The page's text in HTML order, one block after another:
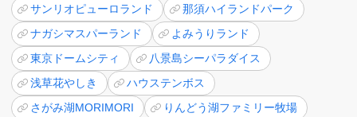
サンリオピューロランド
那須ハイランドパーク
ナガシマスパーランド
よみうりランド
東京ドームシティ
八景島シーパラダイス
浅草花やしき
ハウステンボス
さがみ湖MORIMORI
りんどう湖ファミリー牧場